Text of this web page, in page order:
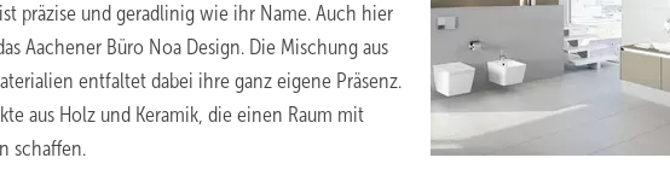
präzise und geradlinig wie ihr Name. Auch hier
Aachener Büro Noa Design. Die Mischung aus
entfaltet dabei ihre ganz eigene Präsenz.
aus Holz und Keramik, die einen Raum mit
schaffen.